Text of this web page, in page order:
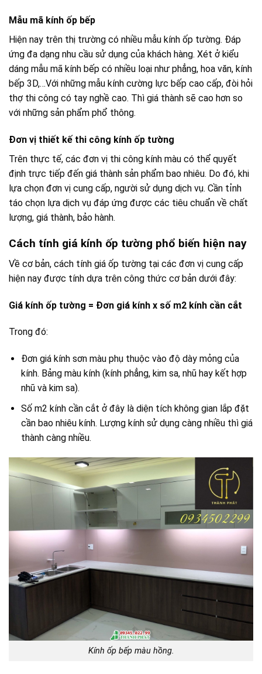
Mẫu mã kính ốp bếp
Hiện nay trên thị trường có nhiều mẫu kính ốp tường. Đáp
ứng đa dạng nhu cầu sử dụng của khách hàng. Xét ở kiểu
dáng mẫu mã kính bếp có nhiều loại như phẳng, hoa văn, kính
bếp 3D,…Với những mẫu kính cường lực bếp cao cấp, đòi hỏi
thợ thi công có tay nghề cao. Thì giá thành sẽ cao hơn so
với những sản phẩm phổ thông.
Đơn vị thiết kế thi công kính ốp tường
Trên thực tế, các đơn vị thi công kính màu có thể quyết
định trực tiếp đến giá thành sản phẩm bao nhiêu. Do đó, khi
lựa chọn đơn vị cung cấp, người sử dụng dịch vụ. Cần tỉnh
táo chọn lựa dịch vụ đáp ứng được các tiêu chuẩn về chất
lượng, giá thành, bảo hành.
Cách tính giá kính ốp tường phổ biến hiện nay
Về cơ bản, cách tính giá ốp tường tại các đơn vị cung cấp
hiện nay được tính dựa trên công thức cơ bản dưới đây:
Giá kính ốp tường = Đơn giá kính x số m2 kính cần cắt
Trong đó:
Đơn giá kính sơn màu phụ thuộc vào độ dày mỏng của
kính. Bảng màu kính (kính phẳng, kim sa, nhũ hay kết hợp
nhũ và kim sa).
Số m2 kính cần cắt ở đây là diện tích không gian lắp đặt
cần bao nhiêu kính. Lượng kính sử dụng càng nhiều thì giá
thành càng nhiều.
Kính ốp bếp màu hồng.